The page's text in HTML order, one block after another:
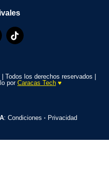
los derechos reservados |
por Caracas Tech ♥️
: Condiciones · Privacidad